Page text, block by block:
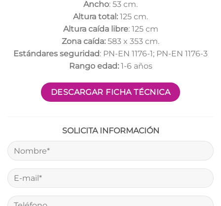
Ancho: 53 cm.
Altura total: 125 cm.
Altura caída libre: 125 cm
Zona caída: 583 x 353 cm.
Estándares seguridad: PN-EN 1176-1; PN-EN 1176-3
Rango edad: 1-6 años
DESCARGAR FICHA TÉCNICA
SOLICITA INFORMACIÓN